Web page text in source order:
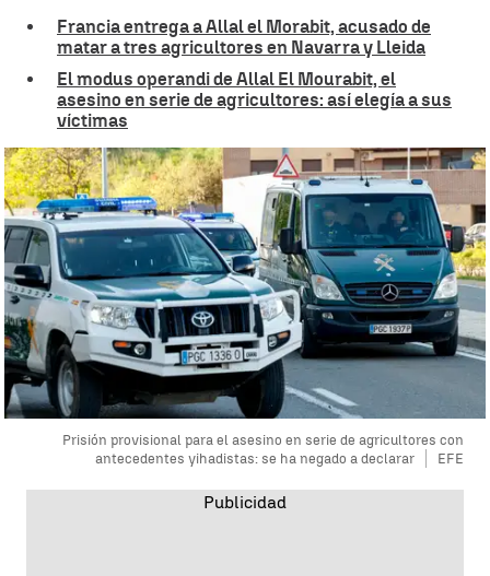
Francia entrega a Allal el Morabit, acusado de
matar a tres agricultores en Navarra y Lleida
El modus operandi de Allal El Mourabit, el
asesino en serie de agricultores: así elegía a sus
víctimas
Prisión provisional para el asesino en serie de agricultores con
antecedentes yihadistas: se ha negado a declarar
EFE